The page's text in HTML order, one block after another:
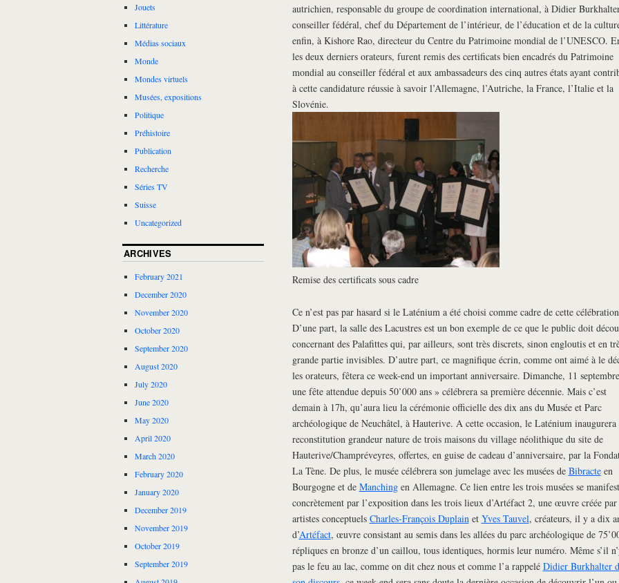
autrichien, responsable du groupe de coordination international, à Didier
conseiller fédéral, chef du Département de l’intérieur, de l’éducation et de la
enfin, à Kishore Rao, directeur du Centre du Patrimoine mondial de l’UNESCO.
les deux derniers orateurs, furent remis des certificats bien encadrés du Patrimoine
mondial au conseiller fédéral et aux ambassadeurs des cinq autres états ayant
à cette candidature réussie à savoir l’Allemagne, l’Autriche, la France, l’Italie et la
Slovénie.
Remise des certificats sous cadre
Ce n’est pas par hasard si le Laténium a été choisi comme cadre de cette
D’une part, la salle des Lacustres est un bon exemple de ce que le public doit
concernant des Palafittes qui, par ailleurs, sont très discrets, sinon engloutis et en
grande partie invisibles. D’autre part, ce magnifique écrin, comme ont aimé à le
les orateurs, fêtera ce week-end un important anniversaire. Dimanche, 11
une fête attendue depuis 50’000 ans » célébrera sa première décennie. Mais c’est
demain à 17h, qu’aura lieu la cérémonie officielle des dix ans du Musée et Parc
archéologique de Neuchâtel, à Hauterive. A cette occasion, le Laténium inaugurera
reconstitution grandeur nature de trois maisons du village néolithique du site de
Hauterive/Champréveyres, offertes, en guise de cadeau d’anniversaire, par la
La Tène. De plus, le musée célébrera son jumelage avec les musées de Bibracteen
Bourgogne et de Manchingen Allemagne. Ce lien entre les trois musées se
concrètement par l’exposition dans les trois lieux d’Artéfact 2, une œuvre créée par
artistes conceptuels Charles-François Duplain et Yves Tauvel, créateurs, il y a dix
d’Artéfact, œuvre consistant au semis dans les allées du parc archéologique de
répliques en bronze d’un caillou, tous identiques, hormis leur numéro. Même s’il
pas le feu au lac, comme on dit chez nous et comme l’a rappelé Didier Burkhalter
Jouets
Littérature
Médias sociaux
Monde
Mondes virtuels
Musées, expositions
Politique
Préhistoire
Publication
Recherche
Séries TV
Suisse
Uncategorized
ARCHIVES
February 2021
December 2020
November 2020
October 2020
September 2020
August 2020
July 2020
June 2020
May 2020
April 2020
March 2020
February 2020
January 2020
December 2019
November 2019
October 2019
September 2019